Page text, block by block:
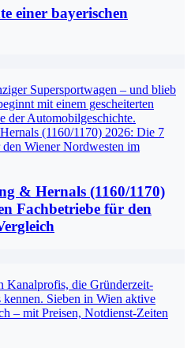
einer bayerischen
Supersportwagen – und blieb
mit einem gescheiterten
der Automobilgeschichte.
& Hernals (1160/1170)
Fachbetriebe für den
Kanalprofis, die Gründerzeit-
Sieben in Wien aktive
– mit Preisen, Notdienst-Zeiten